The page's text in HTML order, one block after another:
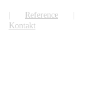
Reference
Kontakt